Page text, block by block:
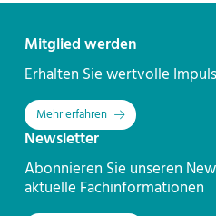
KontaktMitglied werden
Erhalten Sie wertvolle
Mehr erfahren
Newsletter
Abonnieren Sie unseren
aktuelle Fachinformationen